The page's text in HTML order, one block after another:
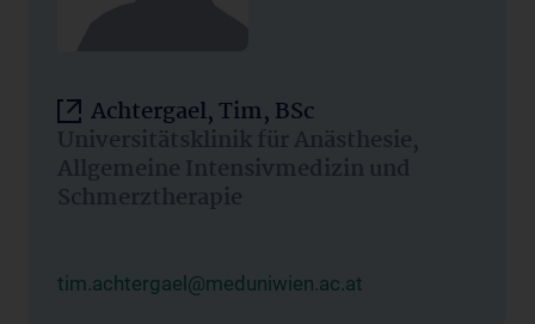
Achtergael, Tim, BSc
Universitätsklinik für Anästhesie,
Allgemeine Intensivmedizin und
Schmerztherapie
tim.achtergael@meduniwien.ac.at